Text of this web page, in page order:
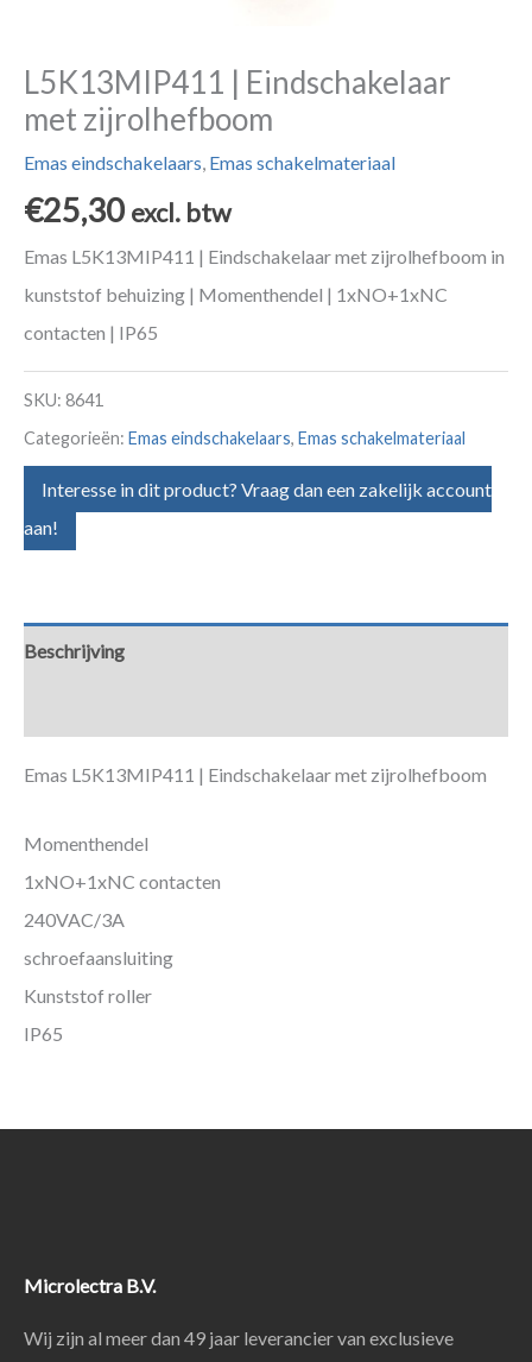
L5K13MIP411 | Eindschakelaar
met zijrolhefboom
Emas eindschakelaars, Emas schakelmateriaal
€25,30 excl. btw
Emas L5K13MIP411 | Eindschakelaar met zijrolhefboom in
kunststof behuizing | Momenthendel | 1xNO+1xNC
contacten | IP65
SKU: 8641
Categorieën: Emas eindschakelaars, Emas schakelmateriaal
Interesse in dit product? Vraag dan een zakelijk account
aan!
Beschrijving
Emas L5K13MIP411 | Eindschakelaar met zijrolhefboom
Momenthendel
1xNO+1xNC contacten
240VAC/3A
schroefaansluiting
Kunststof roller
IP65
Microlectra B.V.
Wij zijn al meer dan 49 jaar leverancier van exclusieve